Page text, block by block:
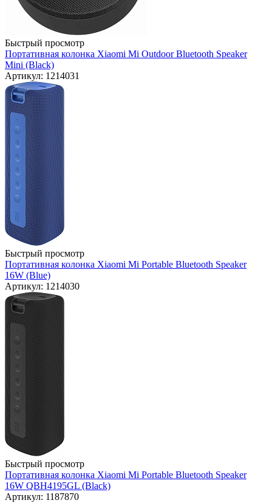
Быстрый просмотр
Портативная колонка Xiaomi Mi Outdoor Bluetooth Speaker
Mini (Black)
Артикул: 1214031
Быстрый просмотр
Портативная колонка Xiaomi Mi Portable Bluetooth Speaker
16W (Blue)
Артикул: 1214030
Быстрый просмотр
Портативная колонка Xiaomi Mi Portable Bluetooth Speaker
16W QBH4195GL (Black)
Артикул: 1187870